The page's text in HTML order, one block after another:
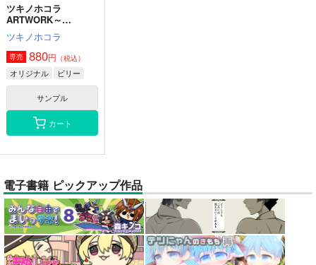
ツキノホコラ
ARTWORK～
2023Summer
ツキノホコラ
専売 880円 （税込）
オリジナル ビリー
サンプル
カート
電子書籍 ピックアップ作品